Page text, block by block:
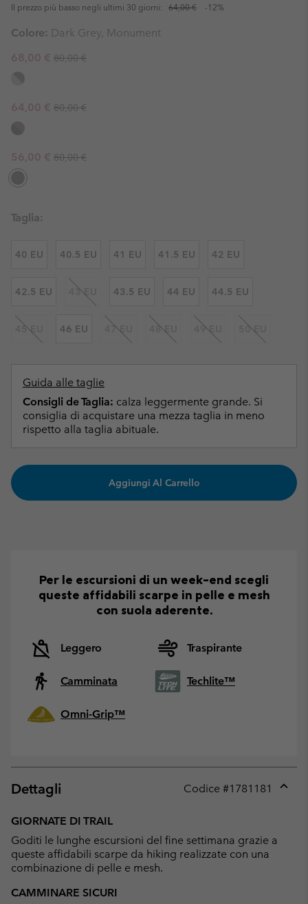
Il prezzo più basso negli ultimi 30 giorni: 64,00 € -12%
Colore: Dark Grey, Monument
Sale price:
68,00 € Regular price:
80,00 €
Sale price:
64,00 € Regular price:
80,00 €
Sale price:
56,00 € Regular price:
80,00 €
Taglia:
40 EU 40.5 EU 41 EU 41.5 EU 42 EU
42.5 EU 43 EU 43.5 EU 44 EU 44.5 EU
45 EU 46 EU 47 EU 48 EU 49 EU 50 EU
Guida alle taglie
Consigli de Taglia: calza leggermente grande. Si
consiglia di acquistare una mezza taglia in meno
rispetto alla taglia abituale.
Aggiungi Al Carrello
Per le escursioni di un week-end scegli
queste affidabili scarpe in pelle e mesh
con suola aderente.
Leggero Traspirante
Camminata Techlite™
Omni-Grip™
Dettagli Codice #1781181
GIORNATE DI TRAIL
Goditi le lunghe escursioni del fine settimana grazie a
queste affidabili scarpe da hiking realizzate con una
combinazione di pelle e mesh.
CAMMINARE SICURI